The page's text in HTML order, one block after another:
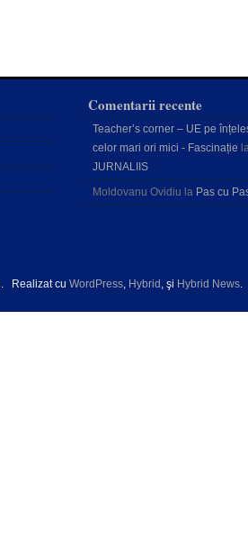
Comentarii recente
Teacher’s corner – UE pe
celor mari ori mici - Fascinație
JURNALIIS
Moldovanu Ovidiu la Pas cu
. Realizat cu WordPress, Hybrid , şi Hybrid News.